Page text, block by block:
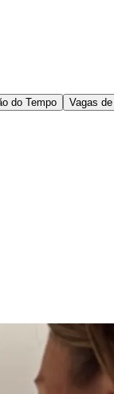
IracemaJardim
Jardim Silveira
Parnaíba
do Tempo Vagas